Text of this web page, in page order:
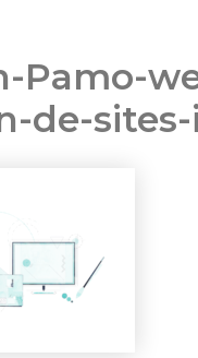
Pamo-
de-